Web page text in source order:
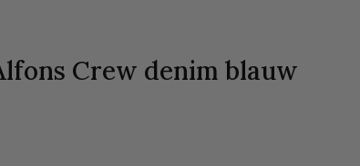
Crew denim blauw